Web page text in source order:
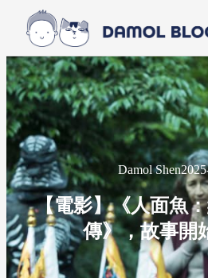
Skip to main content
Damol Shen
【電影】《人面魚
傳》，故事開